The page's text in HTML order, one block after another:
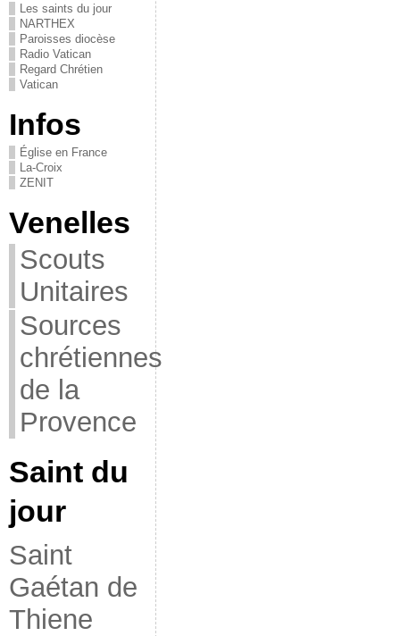
Les saints du jour
NARTHEX
Paroisses diocèse
Radio Vatican
Regard Chrétien
Vatican
Infos
Église en France
La-Croix
ZENIT
Venelles
Scouts
Unitaires
Sources
chrétiennes
de la
Provence
Saint du
jour
Saint
Gaétan de
Thiene